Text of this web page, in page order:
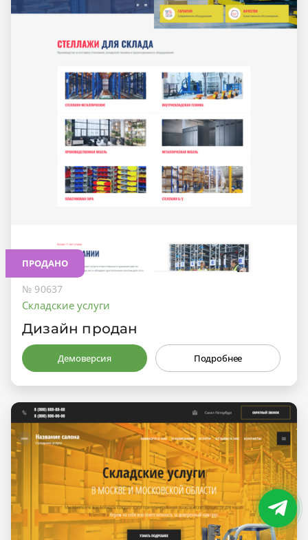
ПРОДАНО
№ 90637
Складские услуги
Дизайн продан
Демоверсия Подробнее